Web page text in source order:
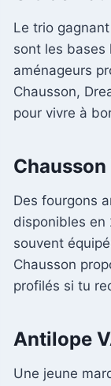
Le trio
sont les bases
aménageurs
Chausson,
pour vivre à
Des fourgons
disponibles en
souvent
Chausson
profilés si tu
Antilope
Une jeune